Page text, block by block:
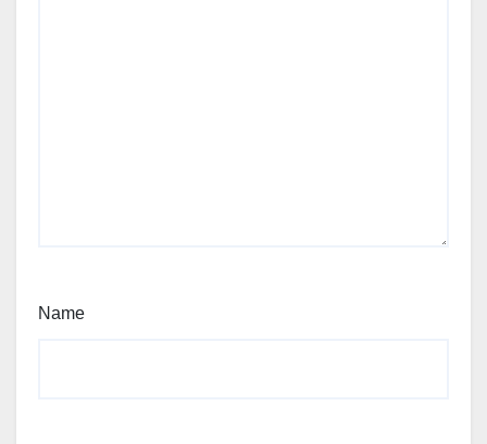
Name